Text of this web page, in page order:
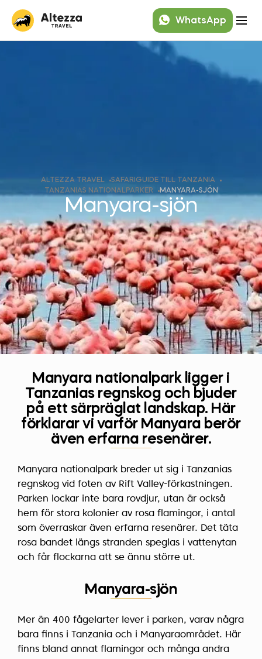
WhatsApp
ALTEZZA TRAVEL
SAFARIGUIDE TILL TANZANIA
TANZANIAS NATIONALPARKER
MANYARA-SJÖN
Manyara-sjön
Manyara nationalpark ligger i
Tanzanias regnskog och bjuder
på ett särpräglat landskap. Här
förklarar vi varför Manyara berör
även erfarna resenärer.
Manyara nationalpark breder ut sig i Tanzanias
regnskog vid foten av Rift Valley-förkastningen.
Parken lockar inte bara rovdjur, utan är också
hem för stora kolonier av rosa flamingor, i antal
som överraskar även erfarna resenärer. Det täta
rosa bandet längs stranden speglas i vattenytan
och får flockarna att se ännu större ut.
Manyara-sjön
Mer än 400 fågelarter lever i parken, varav några
bara finns i Tanzania och i Manyaraområdet. Här
finns bland annat flamingor och många andra